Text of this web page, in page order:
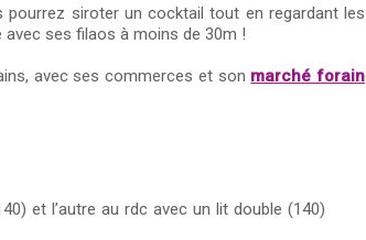
siroter un cocktail tout en regardant les
avec ses filaos à moins de 30m !
avec ses commerces et son marché forain
et l’autre au rdc avec un lit double (140)